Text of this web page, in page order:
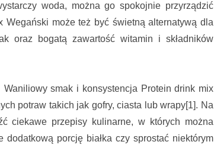
woda, można go spokojnie przyrządzić
może też być świetną alternatywą dla
oraz bogatą zawartość witamin i składników
smak i konsystencja Protein drink mix
potraw takich jak gofry, ciasta lub wrapy[1]. Na
ciekawe przepisy kulinarne, w których można
dodatkową porcję białka czy sprostać niektórym